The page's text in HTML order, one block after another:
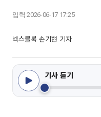
입력 2026-06-17 17:25
넥스블록 손기현 기자
기사 듣기